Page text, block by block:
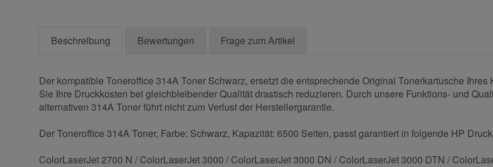
Beschreibung Bewertungen Frage zum Artikel
Der kompatible Toneroffice 314A Toner Schwarz, ersetzt die entsprechende Original Tonerkartusche
Sie Ihre Druckkosten bei gleichbleibender Qualität drastisch reduzieren. Durch unsere Funktions- und
alternativen 314A Toner führt nicht zum Verlust der Herstellergarantie.
Der Toneroffice 314A Toner, Farbe: Schwarz, Kapazität: 6500 Seiten, passt garantiert in folgende HP
ColorLaserJet 2700 N / ColorLaserJet 3000 / ColorLaserJet 3000 DN / ColorLaserJet 3000 DTN /